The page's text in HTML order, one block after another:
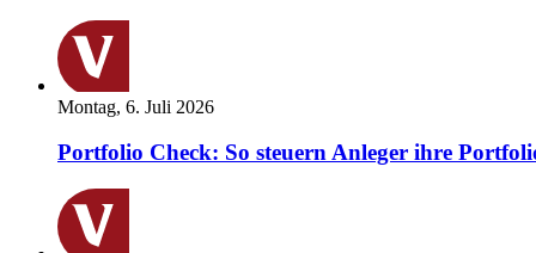
Montag, 6. Juli 2026
Portfolio Check: So steuern Anleger ihre